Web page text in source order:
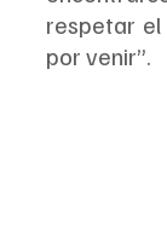
respetar el
por venir”.